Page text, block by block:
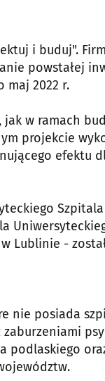
i buduj".
powstałej
maj 2022 r.
w ramach
projekcie
efektu
Lublinie -
nie posiada
podlaskiego